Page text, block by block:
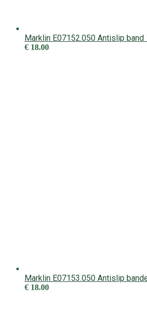
Marklin E07152.050 Antislip
€ 18.00
Marklin E07153.050 Antislip
€ 18.00